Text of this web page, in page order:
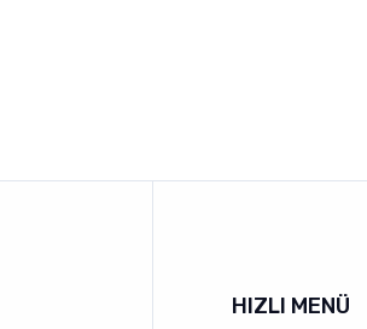
HIZLI MENÜ